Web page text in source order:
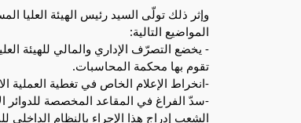
وإثر ذلك تولّى السيد رئيس الهيئة العليا
المواضيع التالية:
- يخضع التصرّف الإداري والمالي للهيئة
تقوم بها محكمة المحاسبات.
-انخراط الإعلام الخاص في تغطية العملية
-سدّ الفراغ في المقاعد المخصصة للدوائر
الشعب إدراج هذا الإجراء بالنظام الداخلي